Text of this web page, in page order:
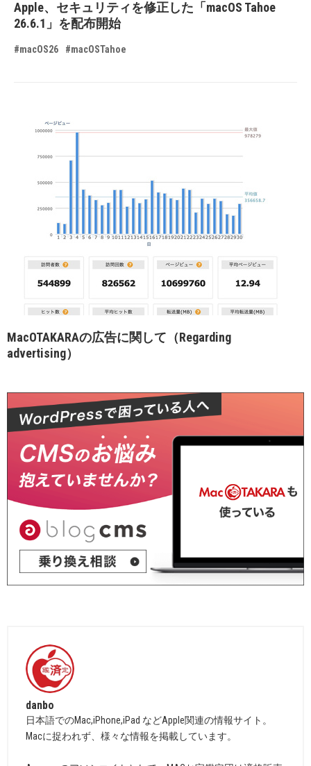
Apple、セキュリティを修正した「macOS Tahoe
26.6.1」を配布開始
#macOS26 #macOSTahoe
MacOTAKARAの広告に関して（Regarding
advertising）
danbo
日本語でのMac,iPhone,iPad などApple関連の情報サイト。
Macに捉われず、様々な情報を掲載しています。